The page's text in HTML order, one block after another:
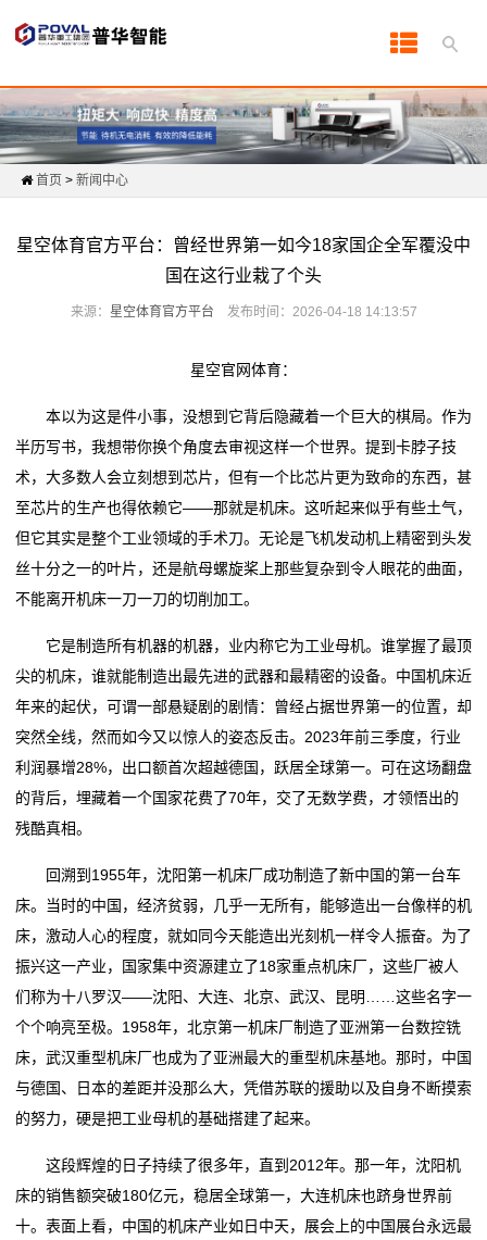
页
产
首页 > 新闻中心
星空体育官方平台：曾经世界第一如今18家国企全军覆没中
国在这行业栽了个头
来源： 星空体育官方平台 发布时间：2026-04-18 14:13:57
星空官网体育：
本以为这是件小事，没想到它背后隐藏着一个巨大的棋局。作为
半历写书，我想带你换个角度去审视这样一个世界。提到卡脖子技
术，大多数人会立刻想到芯片，但有一个比芯片更为致命的东西，甚
至芯片的生产也得依赖它——那就是机床。这听起来似乎有些土气，
但它其实是整个工业领域的手术刀。无论是飞机发动机上精密到头发
丝十分之一的叶片，还是航母螺旋桨上那些复杂到令人眼花的曲面，
不能离开机床一刀一刀的切削加工。
它是制造所有机器的机器，业内称它为工业母机。谁掌握了最顶
尖的机床，谁就能制造出最先进的武器和最精密的设备。中国机床近
年来的起伏，可谓一部悬疑剧的剧情：曾经占据世界第一的位置，却
突然全线，然而如今又以惊人的姿态反击。2023年前三季度，行业
利润暴增28%，出口额首次超越德国，跃居全球第一。可在这场翻盘
的背后，埋藏着一个国家花费了70年，交了无数学费，才领悟出的
残酷真相。
回溯到1955年，沈阳第一机床厂成功制造了新中国的第一台车
床。当时的中国，经济贫弱，几乎一无所有，能够造出一台像样的机
床，激动人心的程度，就如同今天能造出光刻机一样令人振奋。为了
振兴这一产业，国家集中资源建立了18家重点机床厂，这些厂被人
们称为十八罗汉——沈阳、大连、北京、武汉、昆明……这些名字一
个个响亮至极。1958年，北京第一机床厂制造了亚洲第一台数控铣
床，武汉重型机床厂也成为了亚洲最大的重型机床基地。那时，中国
与德国、日本的差距并没那么大，凭借苏联的援助以及自身不断摸索
的努力，硬是把工业母机的基础搭建了起来。
这段辉煌的日子持续了很多年，直到2012年。那一年，沈阳机
床的销售额突破180亿元，稳居全球第一，大连机床也跻身世界前
十。表面上看，中国的机床产业如日中天，展会上的中国展台永远最